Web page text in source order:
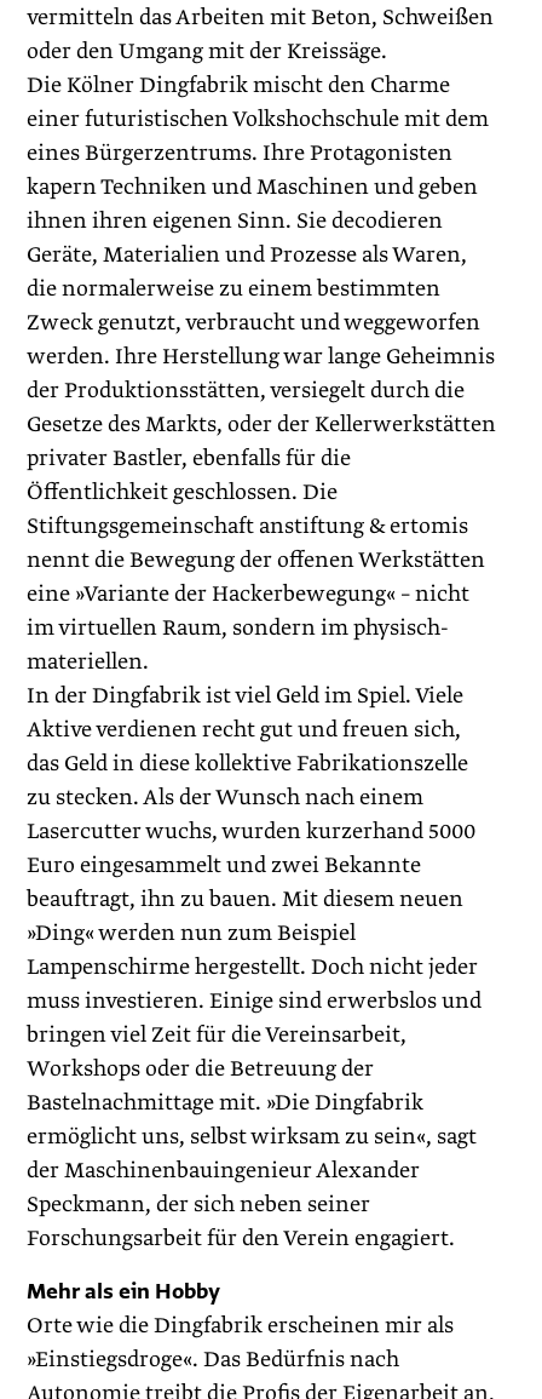
vermitteln das Arbeiten mit Beton, Schweißen
oder den Umgang mit der Kreissäge.
Die Kölner Dingfabrik mischt den Charme
einer futuristischen Volkshochschule mit dem
eines Bürgerzentrums. Ihre Protagonisten
kapern Techniken und Maschinen und geben
ihnen ihren eigenen Sinn. Sie decodieren
Geräte, Materialien und Prozesse als Waren,
die normalerweise zu einem bestimmten
Zweck genutzt, verbraucht und weggeworfen
werden. Ihre Herstellung war lange Geheimnis
der Produktionsstätten, versiegelt durch die
Gesetze des Markts, oder der Kellerwerkstätten
privater Bastler, ebenfalls für die
Öffentlichkeit geschlossen. Die
Stiftungsgemeinschaft anstiftung & ertomis
nennt die Bewegung der offenen Werkstätten
eine »Variante der Hackerbewegung« – nicht
im virtuellen Raum, sondern im physisch-
materiellen.
In der Dingfabrik ist viel Geld im Spiel. Viele
Aktive verdienen recht gut und freuen sich,
das Geld in diese kollektive Fabrika­tionszelle
zu stecken. Als der Wunsch nach einem
Lasercutter wuchs, wurden kurzerhand 5000
Euro eingesammelt und zwei Bekannte
beauftragt, ihn zu bauen. Mit diesem neuen
»Ding« werden nun zum Beispiel
Lampenschirme hergestellt. Doch nicht jeder
muss investieren. Einige sind erwerbslos und
bringen viel Zeit für die Vereinsarbeit,
Workshops oder die Betreuung der
Bastelnachmittage mit. »Die Dingfabrik
ermöglicht uns, selbst wirksam zu sein«, sagt
der Maschinenbauingenieur Alexander
Speckmann, der sich neben seiner
Forschungsarbeit für den Verein engagiert.
Mehr als ein Hobby
Orte wie die Dingfabrik erscheinen mir als
»Einstiegsdroge«. Das Bedürfnis nach